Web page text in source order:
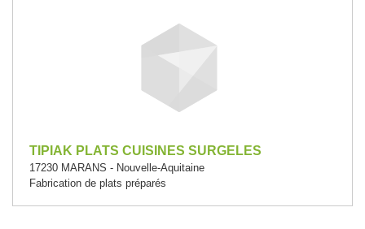
TIPIAK PLATS CUISINES SURGELES
17230 MARANS - Nouvelle-Aquitaine
Fabrication de plats préparés